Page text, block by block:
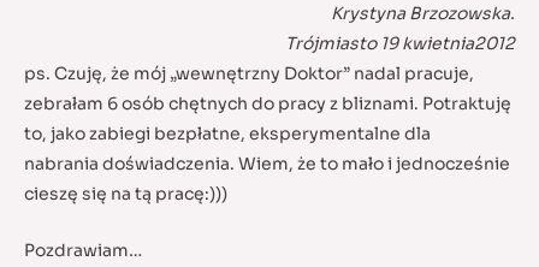
Krystyna Brzozowska.
Trójmiasto 19 kwietnia2012
ps. Czuję, że mój „wewnętrzny Doktor” nadal pracuje,
zebrałam 6 osób chętnych do pracy z bliznami. Potraktuję
to, jako zabiegi bezpłatne, eksperymentalne dla
nabrania doświadczenia. Wiem, że to mało i jednocześnie
cieszę się na tą pracę:)))
Pozdrawiam…